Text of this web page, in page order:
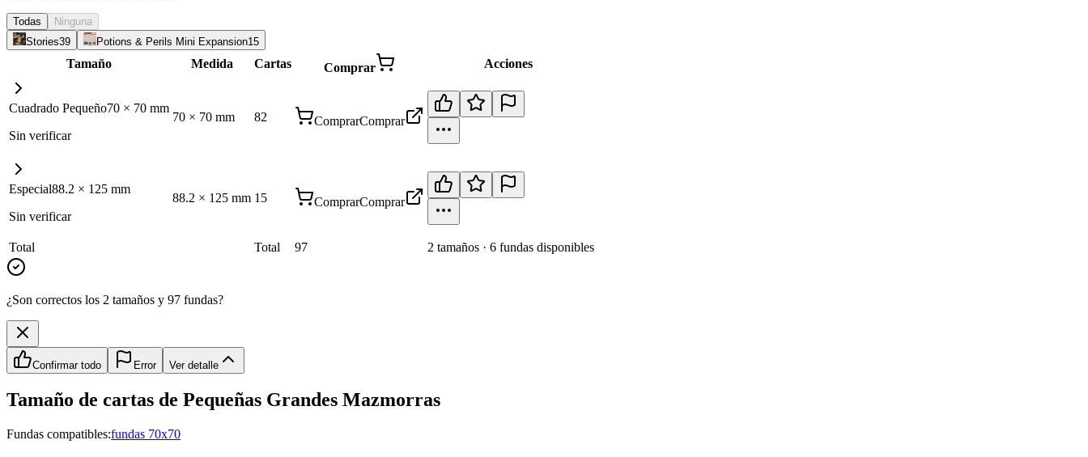
Todas
Ninguna
Stories39 Potions & Perils Mini Expansion15
Tamaño Medida Cartas Comprar Acciones
Cuadrado Pequeño70 × 70 mm
Sin verificar
70 × 70 mm 82 ComprarComprar
Especial88.2 × 125 mm
Sin verificar
88.2 × 125 mm 15 ComprarComprar
Total Total 97 2 tamaños · 6 fundas disponibles
¿Son correctos los 2 tamaños y 97 fundas?
Confirmar todo Error Ver detalle
Tamaño de cartas de Pequeñas Grandes Mazmorras
Fundas compatibles:fundas 70x70